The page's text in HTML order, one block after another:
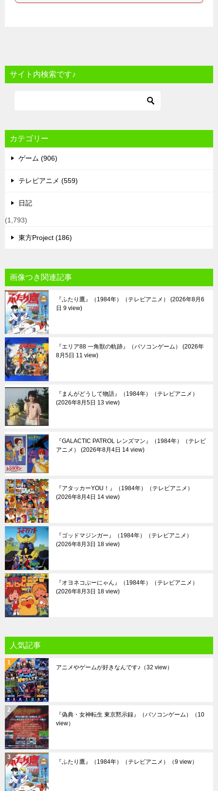
サイト内検索です♪
カテゴリー
ゲーム (906)
テレビアニメ (559)
日記
(1,793)
東方Project (186)
画像つき関連記事
『ふたり鷹』（1984年）（テレビアニメ）
2026年8月6
日 9 view
『エリア88 一角獣の軌跡』（パソコンゲーム）
2026年
8月5日 11 view
『まんがどうして物語』（1984年）（テレビアニメ）
2026年8月5日 13 view
『GALACTIC PATROL レンズマン』（1984年）（テレビ
アニメ）
2026年8月4日 14 view
『アタッカーYOU！』（1984年）（テレビアニメ）
2026年8月4日 14 view
『ゴッドマジンガー』（1984年）（テレビアニメ）
2026年8月3日 18 view
『オヨネコぶーにゃん』（1984年）（テレビアニメ）
2026年8月3日 18 view
人気記事
アニメやゲームが好きなんです♪ （32 view）
『偽典・女神転生 東京黙示録』（パソコンゲーム）
（10
view）
『ふたり鷹』（1984年）（テレビアニメ） （9 view）